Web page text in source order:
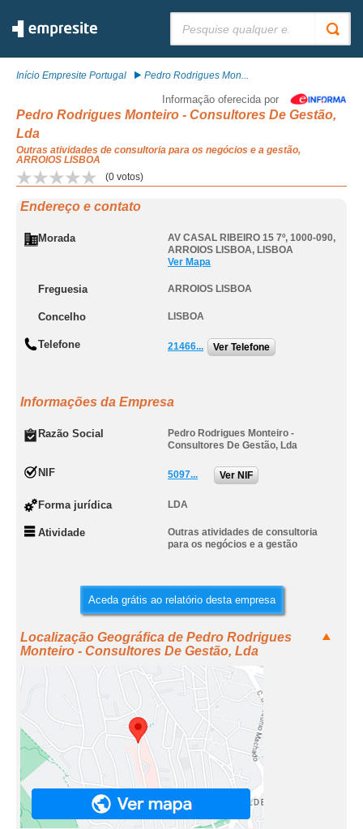
Início Empresite Portugal Pedro Rodrigues Mon...
Informação oferecida por
Pedro Rodrigues Monteiro - Consultores De Gestão,
Lda
Outras atividades de consultoria para os negócios e a gestão,
ARROIOS LISBOA
(0 votos)
Endereço e contato
Morada AV CASAL RIBEIRO 15 7º, 1000-090,
ARROIOS LISBOA, LISBOA
Ver Mapa
Freguesia ARROIOS LISBOA
Concelho LISBOA
Telefone 21466... Ver Telefone
Informações da Empresa
Razão Social
Pedro Rodrigues Monteiro -
Consultores De Gestão, Lda
NIF 5097... Ver NIF
Forma jurídica LDA
Atividade
Outras atividades de consultoria
para os negócios e a gestão
Aceda grátis ao relatório desta empresa
Localização Geográfica de Pedro Rodrigues
Monteiro - Consultores De Gestão, Lda